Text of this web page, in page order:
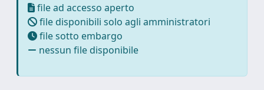
file ad accesso aperto
file disponibili solo agli amministratori
file sotto embargo
nessun file disponibile